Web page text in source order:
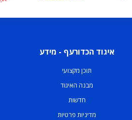
איגוד הכדורעף - מידע
תוכן מקצועי
מבנה האיגוד
חדשות
מדיניות פרטיות